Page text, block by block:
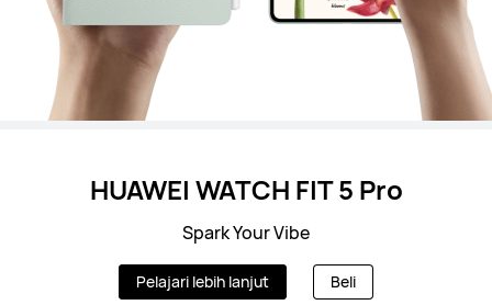
HUAWEI WATCH FIT 5 Pro
Spark Your Vibe
Pelajari lebih lanjut Beli